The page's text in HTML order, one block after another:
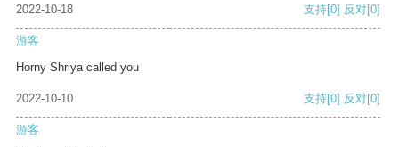
2022-10-18 支持[0] 反对[0]
游客
Horny Shriya called you
2022-10-10 支持[0] 反对[0]
游客